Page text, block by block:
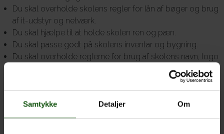
Samtykke Detaljer Om
Du skal overholde skolens regler for lån af bøger og brug
af it-udstyr og netværk.
Du skal hjælpe til at holde skolen ren og pæn.
Du skal passe godt på skolens inventar og bygning.
Du skal overholde reglerne for brug af skolens navn, logo
Du skal overholde skolens regler for brug af sociale
medier.
Du skal overholde reglerne vedrørende lyd – og
billedoptagelser af undervisning mv.